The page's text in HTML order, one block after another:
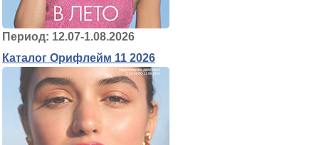
Период: 12.07-1.08.2026
Каталог Орифлейм 11 2026